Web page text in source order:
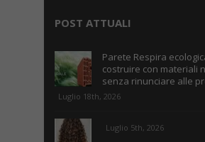
POST ATTUALI
Parete Respira
costruire con materiali
senza rinunciare alle
Luglio 18th, 2026
Luglio 5th, 2026